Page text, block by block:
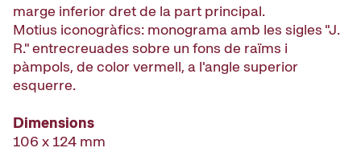
marge inferior dret de la part principal.
Motius iconogràfics: monograma amb les sigles "J.
R." entrecreuades sobre un fons de raïms i
pàmpols, de color vermell, a l'angle superior
esquerre.
Dimensions
106 x 124 mm